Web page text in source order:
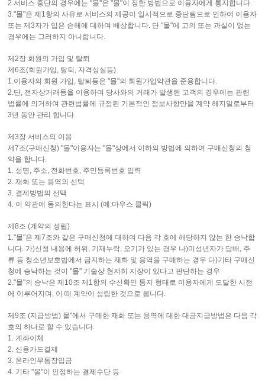
2.서비스 중단의 경우에는 "몰"은 "몰"이 정한 방법으로 이용자에게 통지합니다.
3."몰"은 제1항의 사유로 서비스의 제공이 일시적으로 중단됨으로 인하여 이용자
또는 제3자가 입은 손해에 대하여 배상합니다. 단 "몰"에 고의 또는 과실이 없는
경우에는 그러하지 아니합니다.
제2장 회원의 가입 및 탈퇴
제6조(회원가입, 탈퇴, 자격상실등)
1.이용자의 회원 가입, 탈퇴등은 "몰"의 회원가입약관을 준용합니다.
2.단, 전자상거래등을 이용하여 당사와의 거래가 발생된 고객의 경우에는 관련
법률에 의거하여 관련법률에 규정된 기본적인 정보사항만을 계약 해지일로부터
3년 동안 관리 합니다.
제3장 서비스의 이용
제7조(구매신청) "몰"이용자는 "몰"상에서 이하의 방법에 의하여 구매신청의 청
약을 합니다.
1. 성명, 주소, 전화번호, 주민등록번호 입력
2. 재화 또는 용역의 선택
3. 결제방법의 선택
4. 이 약관에 동의한다는 표시 (예:마우스 클릭)
제8조 (계약의 성립)
1."몰"은 제7조와 같은 구매신청에 대하여 다음 각 호에 해당하지 않는 한 승낙합
니다. 가)신청 내용에 허위, 기재누락, 오기가 있는 경우 나)미성년자가 담배, 주
류 등 청소년보호법에서 금지하는 재화 및 용역을 구매하는 경우 다)기타 구매신
청에 승낙하는 것이 "몰" 기술상 현저히 지장이 있다고 판단하는 경우
2."몰"의 승낙은 제10조 제1항의 수신확인 통지 형태로 이용자에게 도달한 시점
에 이루어지며, 이 때 계약이 성립한 것으로 봅니다.
제9조 (지급방법) 몰"에서 구매한 재화 또는 용역에 대한 대금지급방법은 다음 각
호의 하나로 할 수 있습니다.
1. 계좌이체
2. 신용카드결제
3. 온라인무통장입금
4. 기타 "몰"이 인정하는 결제수단 등